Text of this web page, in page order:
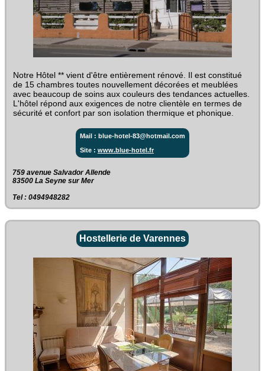
Notre Hôtel ** vient d'être entièrement rénové. Il est constitué
de 15 chambres toutes nouvellement décorées et meublées
avec beaucoup de soins aux couleurs des tendances actuelles.
L'hôtel répond aux exigences de notre clientèle en termes de
sécurité et confort par son isolation thermique et phonique.
Mail : blue-hotel-83@hotmail.com
Site : www.blue-hotel.fr
759 avenue Salvador Allende‎
83500 La Seyne sur Mer
Tel : 0494948282
Hostellerie de Varennes